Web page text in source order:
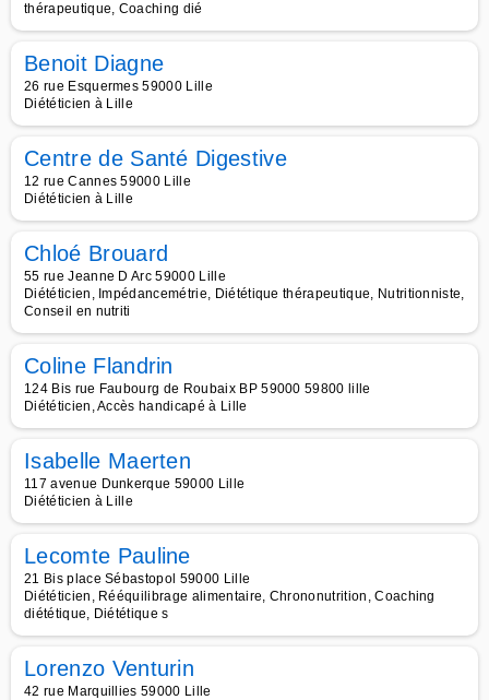
thérapeutique, Coaching dié
Benoit Diagne
26 rue Esquermes 59000 Lille
Diététicien à Lille
Centre de Santé Digestive
12 rue Cannes 59000 Lille
Diététicien à Lille
Chloé Brouard
55 rue Jeanne D Arc 59000 Lille
Diététicien, Impédancemétrie, Diététique thérapeutique, Nutritionniste,
Conseil en nutriti
Coline Flandrin
124 Bis rue Faubourg de Roubaix BP 59000 59800 lille
Diététicien, Accès handicapé à Lille
Isabelle Maerten
117 avenue Dunkerque 59000 Lille
Diététicien à Lille
Lecomte Pauline
21 Bis place Sébastopol 59000 Lille
Diététicien, Rééquilibrage alimentaire, Chrononutrition, Coaching
diététique, Diététique s
Lorenzo Venturin
42 rue Marquillies 59000 Lille